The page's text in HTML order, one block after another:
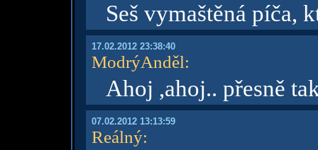
Seš vymaštěná píča,
17.02.2012 23:38:40
ModrýAnděl:
Ahoj ,ahoj.. přesně
07.02.2012 13:13:59
Reálný: